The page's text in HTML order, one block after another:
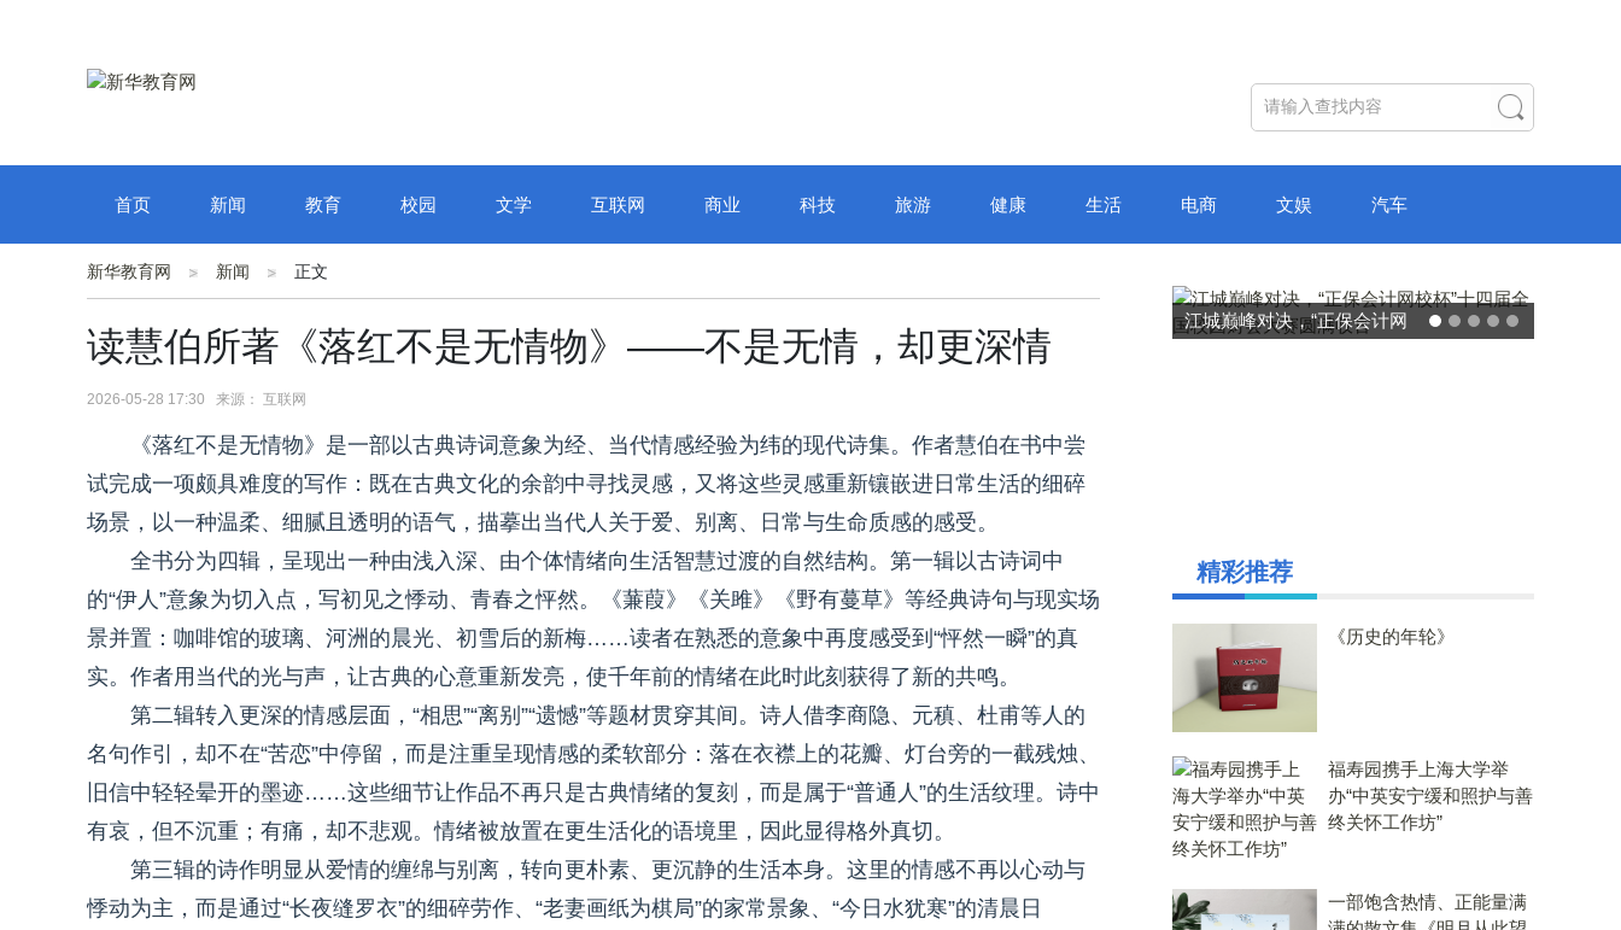
首页 新闻 教育 校园 文学 互联网 商业 科技 旅游 健康 生活 电商 文娱 汽车
新华教育网 新闻 正文
读慧伯所著《落红不是无情物》——不是无情，却更深情
2026-05-28 17:30 来源： 互联网
《落红不是无情物》是一部以古典诗词意象为经、当代情感经验为纬的现代诗集。作者慧伯在书中尝
试完成一项颇具难度的写作：既在古典文化的余韵中寻找灵感，又将这些灵感重新镶嵌进日常生活的细碎
场景，以一种温柔、细腻且透明的语气，描摹出当代人关于爱、别离、日常与生命质感的感受。
全书分为四辑，呈现出一种由浅入深、由个体情绪向生活智慧过渡的自然结构。第一辑以古诗词中
的“伊人”意象为切入点，写初见之悸动、青春之怦然。《蒹葭》《关雎》《野有蔓草》等经典诗句与现实场
景并置：咖啡馆的玻璃、河洲的晨光、初雪后的新梅……读者在熟悉的意象中再度感受到“怦然一瞬”的真
实。作者用当代的光与声，让古典的心意重新发亮，使千年前的情绪在此时此刻获得了新的共鸣。
第二辑转入更深的情感层面，“相思”“离别”“遗憾”等题材贯穿其间。诗人借李商隐、元稹、杜甫等人的
名句作引，却不在“苦恋”中停留，而是注重呈现情感的柔软部分：落在衣襟上的花瓣、灯台旁的一截残烛、
旧信中轻轻晕开的墨迹……这些细节让作品不再只是古典情绪的复刻，而是属于“普通人”的生活纹理。诗中
有哀，但不沉重；有痛，却不悲观。情绪被放置在更生活化的语境里，因此显得格外真切。
第三辑的诗作明显从爱情的缠绵与别离，转向更朴素、更沉静的生活本身。这里的情感不再以心动与
悸动为主，而是通过“长夜缝罗衣”的细碎劳作、“老妻画纸为棋局”的家常景象、“今日水犹寒”的清晨日
江城巅峰对决，“正保会计网
精彩推荐
《历史的年轮》
福寿园携手上海大学举
办“中英安宁缓和照护与善
终关怀工作坊”
一部饱含热情、正能量满